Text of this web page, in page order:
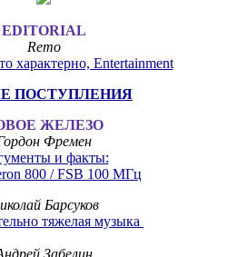
EDITORIAL
Remo
характерно, Entertainment
ПОСТУПЛЕНИЯ
ЖЕЛЕЗО
Фремен
и факты:
800 / FSB 100 МГц
Барсуков
тяжелая музыка
Забелин